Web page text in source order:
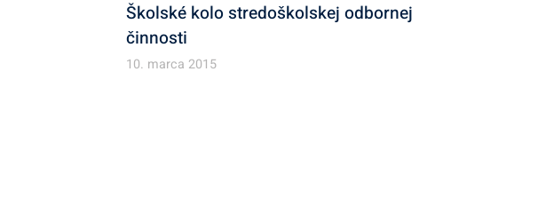
Školské kolo stredoškolskej odbornej
činnosti
10. marca 2015